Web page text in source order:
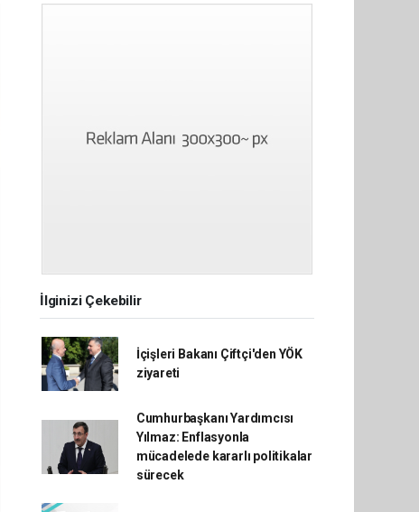
İlginizi Çekebilir
İçişleri Bakanı Çiftçi'den YÖK
ziyareti
Cumhurbaşkanı Yardımcısı
Yılmaz: Enflasyonla
mücadelede kararlı politikalar
sürecek